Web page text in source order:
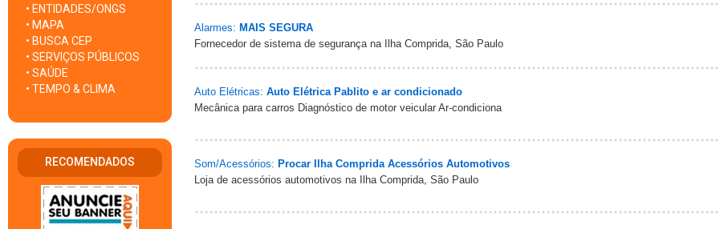
• ENTIDADES/ONGS
• MAPA
• BUSCA CEP
• SERVIÇOS PÚBLICOS
• SAÚDE
• TEMPO & CLIMA
RECOMENDADOS
Alarmes: MAIS SEGURA
Fornecedor de sistema de segurança na Ilha Comprida, São Paulo
Auto Elétricas: Auto Elétrica Pablito e ar condicionado
Mecânica para carros Diagnóstico de motor veicular Ar-condiciona
Som/Acessórios: Procar Ilha Comprida Acessórios Automotivos
Loja de acessórios automotivos na Ilha Comprida, São Paulo